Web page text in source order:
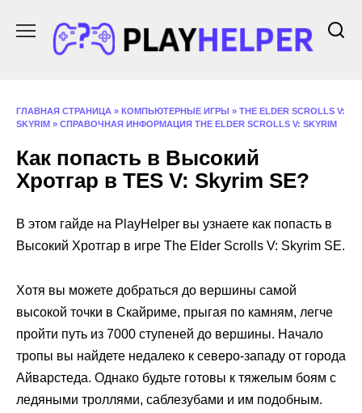
содержанию
ГЛАВНАЯ СТРАНИЦА » КОМПЬЮТЕРНЫЕ ИГРЫ » THE ELDER SCROLLS V:
SKYRIM » СПРАВОЧНАЯ ИНФОРМАЦИЯ THE ELDER SCROLLS V: SKYRIM
Как попасть в Высокий
Хротгар в TES V: Skyrim SE?
В этом гайде на PlayHelper вы узнаете как попасть в
Высокий Хротгар в игре The Elder Scrolls V: Skyrim SE.
Хотя вы можете добраться до вершины самой
высокой точки в Скайриме, прыгая по камням, легче
пройти путь из 7000 ступеней до вершины. Начало
тропы вы найдете недалеко к северо-западу от города
Айварстеда. Однако будьте готовы к тяжелым боям с
ледяными троллями, саблезубами и им подобным.